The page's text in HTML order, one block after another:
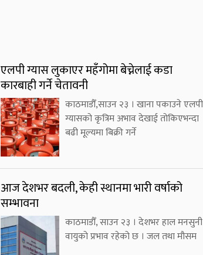
एलपी ग्यास लुकाएर महँगोमा बेच्नेलाई कडा
कारबाही गर्ने चेतावनी
काठमाडौँ,साउन २३ । खाना पकाउने एलपी
ग्यासको कृत्रिम अभाव देखाई तोकिएभन्दा
बढी मूल्यमा बिक्री गर्ने
आज देशभर बदली, केही स्थानमा भारी वर्षाको
सम्भावना
काठमाडौँ, साउन २३ । देशभर हाल मनसुनी
वायुको प्रभाव रहेको छ । जल तथा मौसम